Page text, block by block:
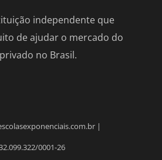
independente que
de ajudar o mercado do
no Brasil.
|
0001-26